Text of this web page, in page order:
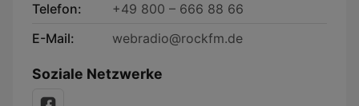
Telefon:
+49 800 – 666 88 66
E-Mail:
webradio@rockfm.de
Soziale Netzwerke